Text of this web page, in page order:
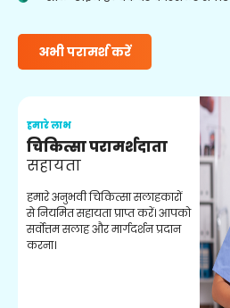
अभी परामर्श करें
हमारे लाभ
चिकित्सा परामर्शदाता
सहायता
हमारे अनुभवी चिकित्सा सलाहकारों
से नियमित सहायता प्राप्त करें। आपको
सर्वोत्तम सलाह और मार्गदर्शन प्रदान
करना।